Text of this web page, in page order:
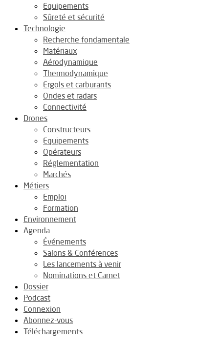
Equipements
Sûreté et sécurité
Technologie
Recherche fondamentale
Matériaux
Aérodynamique
Thermodynamique
Ergols et carburants
Ondes et radars
Connectivité
Drones
Constructeurs
Equipements
Opérateurs
Réglementation
Marchés
Métiers
Emploi
Formation
Environnement
Agenda
Événements
Salons & Conférences
Les lancements à venir
Nominations et Carnet
Dossier
Podcast
Connexion
Abonnez-vous
Téléchargements